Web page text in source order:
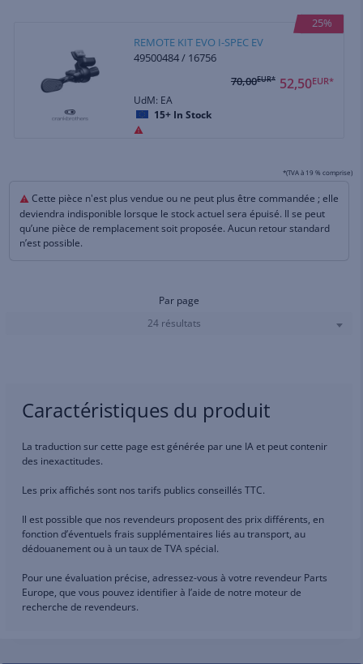
25%
REMOTE KIT EVO I-SPEC EV
49500484 / 16756
52,50EUR*
70,00EUR*
UdM: EA
15+ In Stock
*(TVA à 19 % comprise)
Cette pièce n'est plus vendue ou ne peut plus être commandée ; elle
deviendra indisponible lorsque le stock actuel sera épuisé. Il se peut
qu’une pièce de remplacement soit proposée. Aucun retour standard
n’est possible.
Par page
24 résultats
Caractéristiques du produit
La traduction sur cette page est générée par une IA et peut contenir
des inexactitudes.
Les prix affichés sont nos tarifs publics conseillés TTC.
Il est possible que nos revendeurs proposent des prix différents, en
fonction d’éventuels frais supplémentaires liés au transport, au
dédouanement ou à un taux de TVA spécial.
Pour une évaluation précise, adressez-vous à votre revendeur Parts
Europe, que vous pouvez identifier à l’aide de notre moteur de
recherche de revendeurs.